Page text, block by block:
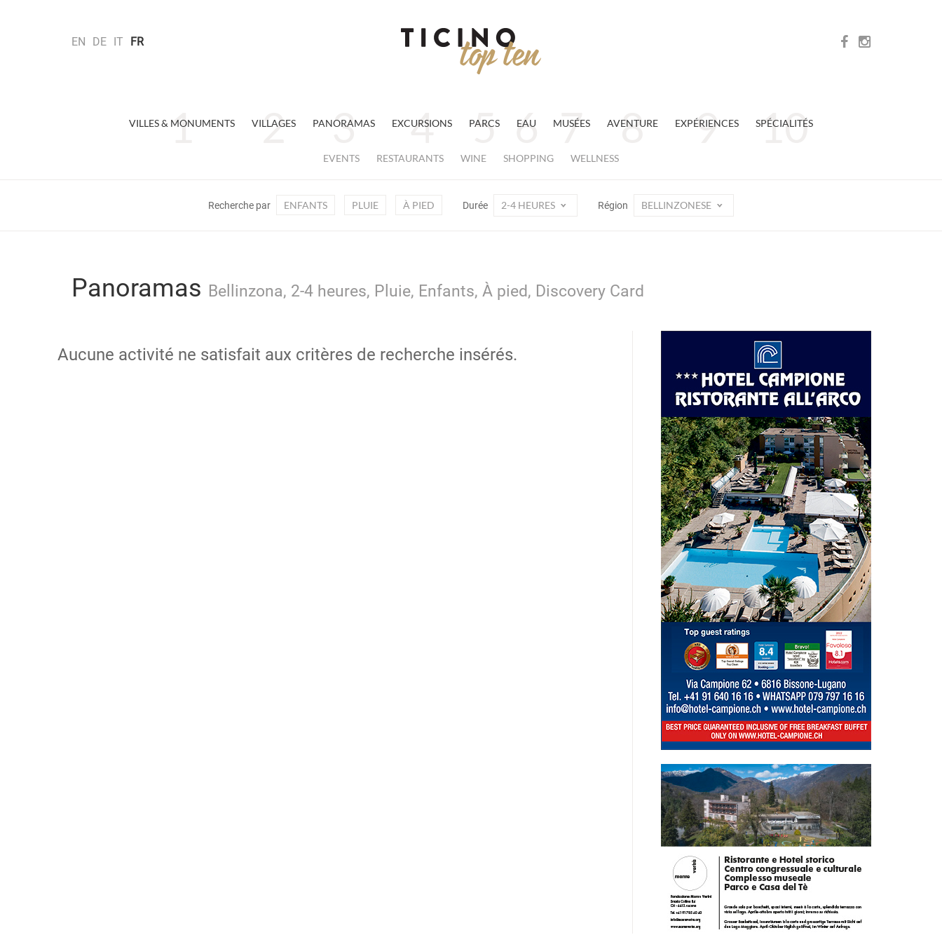
EN DE IT FR
VILLES & MONUMENTS VILLAGES PANORAMAS EXCURSIONS PARCS EAU MUSÉES AVENTURE EXPÉRIENCES SPÉCIALITÉS
EVENTS RESTAURANTS WINE SHOPPING WELLNESS
Recherche par ENFANTS PLUIE À PIED Durée 2-4 HEURES Région BELLINZONESE
Panoramas Bellinzona, 2-4 heures, Pluie, Enfants, À pied, Discovery Card
Aucune activité ne satisfait aux critères de recherche insérés.